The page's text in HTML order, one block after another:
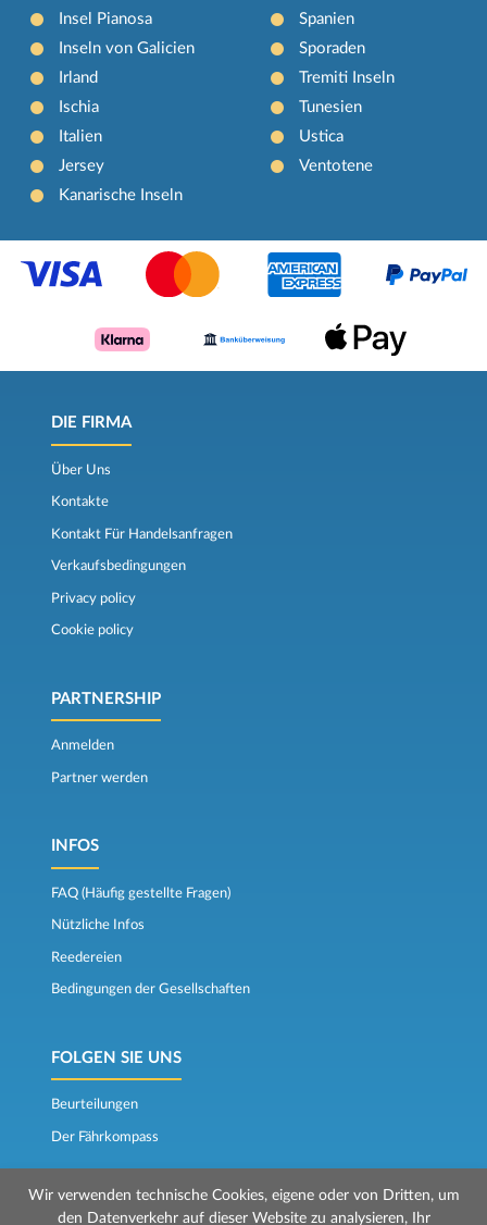
Insel Pianosa
Inseln von Galicien
Irland
Ischia
Italien
Jersey
Kanarische Inseln
Spanien
Sporaden
Tremiti Inseln
Tunesien
Ustica
Ventotene
DIE FIRMA
Über Uns
Kontakte
Kontakt Für Handelsanfragen
Verkaufsbedingungen
Privacy policy
Cookie policy
PARTNERSHIP
Anmelden
Partner werden
INFOS
FAQ (Häufig gestellte Fragen)
Nützliche Infos
Reedereien
Bedingungen der Gesellschaften
FOLGEN SIE UNS
Beurteilungen
Der Fährkompass
Wir verwenden technische Cookies, eigene oder von Dritten, um
den Datenverkehr auf dieser Website zu analysieren, Ihr